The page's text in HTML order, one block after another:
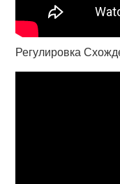
Регулировка